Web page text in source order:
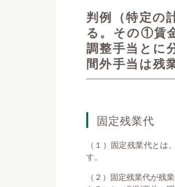
判例（特定の
る。その①賃
調整手当とに
間外手当は残
固定残業代
（１）固定残業代と
す。
（２）固定残業代が残